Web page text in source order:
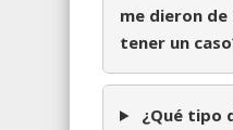
me dieron
tener un
¿Qué tipo